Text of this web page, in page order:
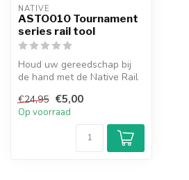
NATIVE
ASTO010 Tournament
series rail tool
Houd uw gereedschap bij
de hand met de Native Rail
€24,95 €5,00
Op voorraad